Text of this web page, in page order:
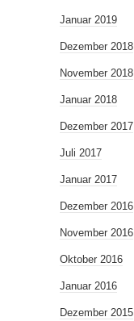
Januar 2019
Dezember 2018
November 2018
Januar 2018
Dezember 2017
Juli 2017
Januar 2017
Dezember 2016
November 2016
Oktober 2016
Januar 2016
Dezember 2015